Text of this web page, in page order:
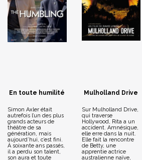
En toute humilité
Simon Axler était
autrefois l’un des plus
grands acteurs de
théâtre de sa
génération, mais
aujourd’hui, c’est fini.
À soixante ans passés,
il a perdu son talent,
son aura et toute
Mulholland Drive
Sur Mulholland Drive,
qui traverse
Hollywood, Rita a un
accident. Amnésique,
elle erre dans la nuit.
Elle fait la rencontre
de Betty, une
apprentie actrice
australienne naïve,